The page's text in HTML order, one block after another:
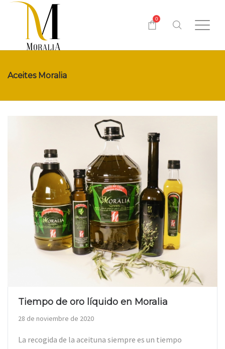
0
Aceites Moralia
Tiempo de oro líquido en Moralia
28 de noviembre de 2020
La recogida de la aceituna siempre es un tiempo